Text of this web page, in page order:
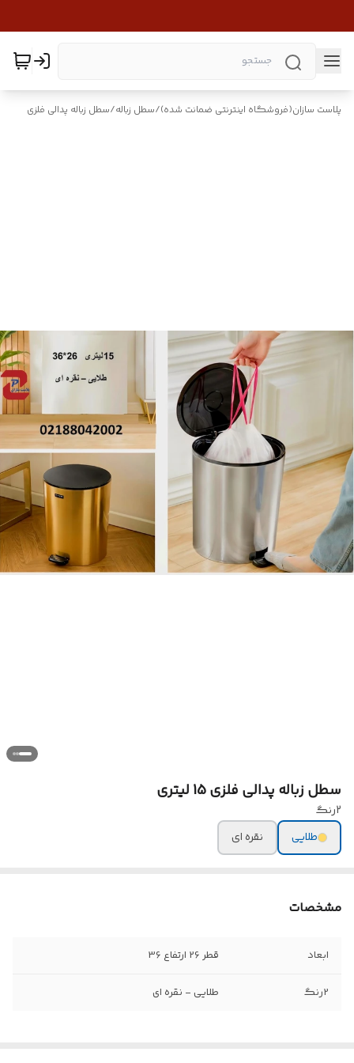
پلاست سازان(فروشگاه اینترنتی ضمانت شده)/سطل زباله/سطل زباله پدالی فلزی
سطل زباله پدالی فلزی 15 لیتری
2رنگ
طلایی
نقره ای
مشخصات
ابعاد قطر 26 ارتفاع 36
2رنگ طلایی - نقره ای